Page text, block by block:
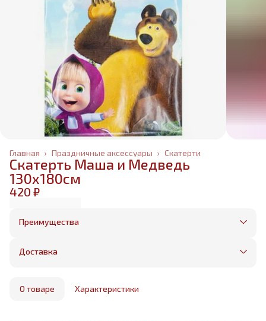
Скатерти
Праздничные аксессуары ›
Главная ›
Скатерть Маша и Медведь
130х180см
420 ₽
Преимущества
Оплата частями в Сплит
Бесплатная доставка в пределах КАД
маркетплейса
Доставка
О товаре Характеристики